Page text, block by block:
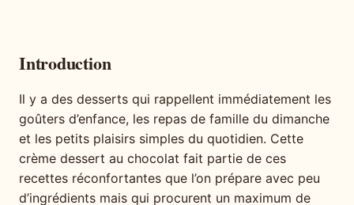
Introduction
Il y a des desserts qui rappellent immédiatement les
goûters d’enfance, les repas de famille du dimanche
et les petits plaisirs simples du quotidien. Cette
crème dessert au chocolat fait partie de ces
recettes réconfortantes que l’on prépare avec peu
d’ingrédients mais qui procurent un maximum de